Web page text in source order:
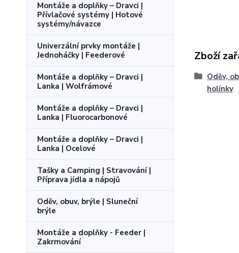
Montáže a doplňky – Dravci |
Přívlačové systémy | Hotové
systémy/návazce
Univerzální prvky montáže |
Jednoháčky | Feederové
Montáže a doplňky – Dravci |
Lanka | Wolfrámové
Montáže a doplňky – Dravci |
Lanka | Fluorocarbonové
Montáže a doplňky – Dravci |
Lanka | Ocelové
Tašky a Camping | Stravování |
Příprava jídla a nápojů
Oděv, obuv, brýle | Sluneční
brýle
Montáže a doplňky - Feeder |
Zakrmování
Zboží
Oděv,
holínky